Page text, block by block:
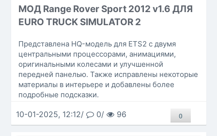
МОД Range Rover Sport 2012 v1.6 ДЛЯ
EURO TRUCK SIMULATOR 2
Представлена HQ-модель для ETS2 с двумя
центральными процессорами, анимациями,
оригинальными колесами и улучшенной
передней панелью. Также исправлены некоторые
материалы в интерьере и добавлены более
подробные подсказки.
10-01-2025, 12:12/ 0/ 96 0